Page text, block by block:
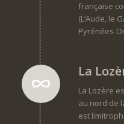
française
(L’Aude, le
Pyrénées-
La
La Lozère
au nord de
est